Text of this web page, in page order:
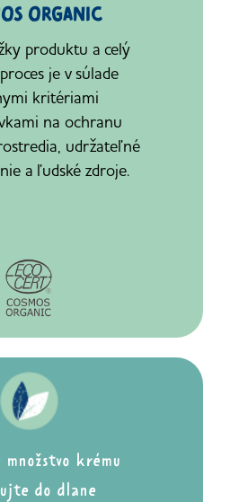
ORGANIC
produktu a celý
je vsúlade
kritériami
na ochranu
udržateľné
a ľudské zdroje.
množstvo krému
do dlane